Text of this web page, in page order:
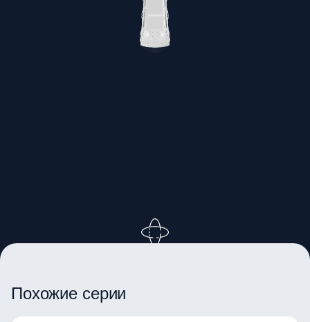
Похожие серии